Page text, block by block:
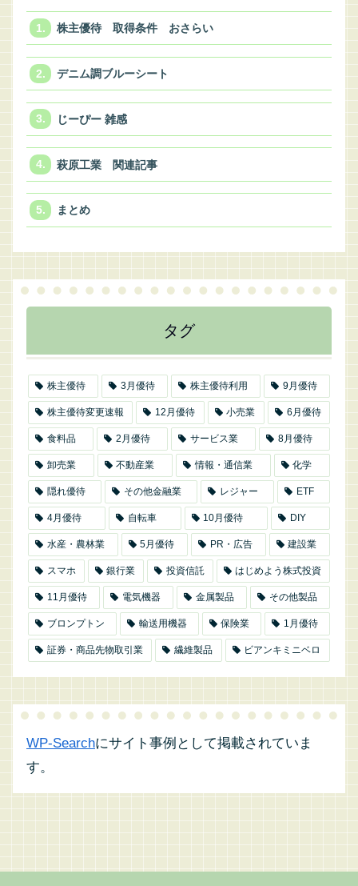
株主優待 取得条件 おさらい
デニム調ブルーシート
じーぴー 雑感
萩原工業 関連記事
まとめ
タグ
株主優待 3月優待 株主優待利用 9月優待
株主優待変更速報 12月優待 小売業 6月優待
食料品 2月優待 サービス業 8月優待
卸売業 不動産業 情報・通信業 化学
隠れ優待 その他金融業 レジャー ETF
4月優待 自転車 10月優待 DIY
水産・農林業 5月優待 PR・広告 建設業
スマホ 銀行業 投資信託 はじめよう株式投資
11月優待 電気機器 金属製品 その他製品
ブロンプトン 輸送用機器 保険業 1月優待
証券・商品先物取引業 繊維製品 ビアンキミニベロ
WP-Searchにサイト事例として掲載されていま
す。